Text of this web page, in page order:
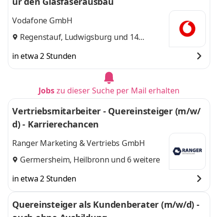
Vodafone GmbH
Regenstauf, Ludwigsburg und 14
in etwa 2 Stunden
Jobszu dieser Suche per Mail erhalten
Vertriebsmitarbeiter - Quereinsteiger (m/w/
d) - Karrierechancen
Ranger Marketing & Vertriebs GmbH
Germersheim, Heilbronn und 6 weitere
in etwa 2 Stunden
Quereinsteiger als Kundenberater (m/w/d) -